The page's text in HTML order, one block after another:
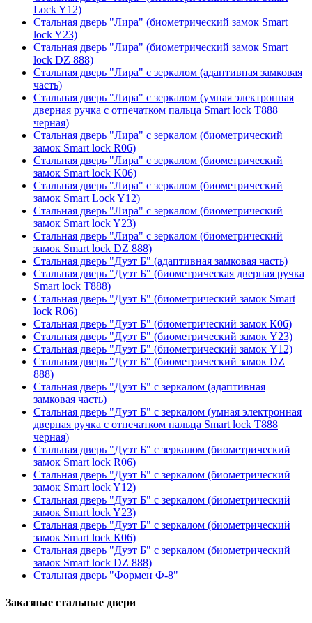
Lock Y12)
Стальная дверь "Лира" (биометрический замок Smart
lock Y23)
Стальная дверь "Лира" (биометрический замок Smart
lock DZ 888)
Стальная дверь "Лира" с зеркалом (адаптивная замковая
часть)
Стальная дверь "Лира" с зеркалом (умная электронная
дверная ручка с отпечатком пальца Smart lock T888
черная)
Стальная дверь "Лира" с зеркалом (биометрический
замок Smart lock R06)
Стальная дверь "Лира" с зеркалом (биометрический
замок Smart lock K06)
Стальная дверь "Лира" с зеркалом (биометрический
замок Smart Lock Y12)
Стальная дверь "Лира" с зеркалом (биометрический
замок Smart lock Y23)
Стальная дверь "Лира" с зеркалом (биометрический
замок Smart lock DZ 888)
Стальная дверь "Дуэт Б" (адаптивная замковая часть)
Стальная дверь "Дуэт Б" (биометрическая дверная ручка
Smart lock T888)
Стальная дверь "Дуэт Б" (биометрический замок Smart
lock R06)
Стальная дверь "Дуэт Б" (биометрический замок К06)
Стальная дверь "Дуэт Б" (биометрический замок Y23)
Стальная дверь "Дуэт Б" (биометрический замок Y12)
Стальная дверь "Дуэт Б" (биометрический замок DZ
888)
Стальная дверь "Дуэт Б" с зеркалом (адаптивная
замковая часть)
Стальная дверь "Дуэт Б" с зеркалом (умная электронная
дверная ручка с отпечатком пальца Smart lock T888
черная)
Стальная дверь "Дуэт Б" с зеркалом (биометрический
замок Smart lock R06)
Стальная дверь "Дуэт Б" с зеркалом (биометрический
замок Smart lock Y12)
Стальная дверь "Дуэт Б" с зеркалом (биометрический
замок Smart lock Y23)
Стальная дверь "Дуэт Б" с зеркалом (биометрический
замок Smart lock К06)
Стальная дверь "Дуэт Б" с зеркалом (биометрический
замок Smart lock DZ 888)
Стальная дверь "Формен Ф-8"
Заказные стальные двери